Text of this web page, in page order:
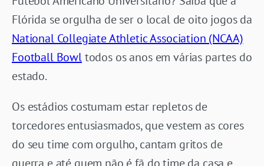
Flórida se orgulha de ser o local de oito jogos da
National Collegiate Athletic Association (NCAA)
Football Bowltodos os anos em várias partes do
estado.
Os estádios costumam estar repletos de
torcedores entusiasmados, que vestem as cores
do seu time com orgulho, cantam gritos de
guerra e até quem não é fã do time da casa e